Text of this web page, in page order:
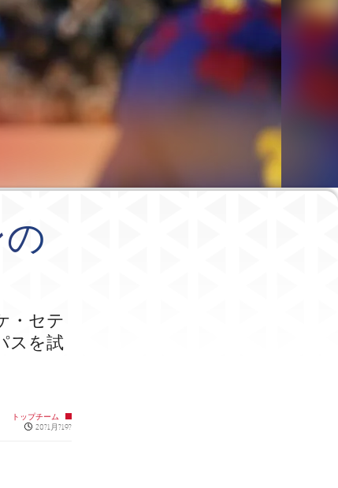
・セテ
スを試
トップチーム
Published news
20?1月?19?